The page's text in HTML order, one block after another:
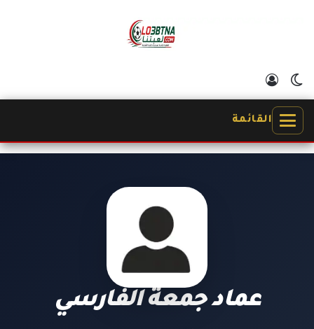
الوضع المظلم
القائمة
عماد جمعة الفارسي